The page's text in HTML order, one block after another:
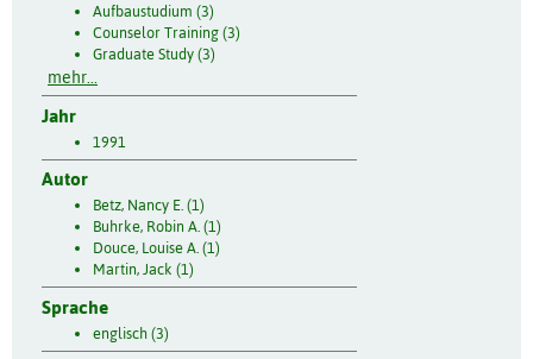
Aufbaustudium (3)
Counselor Training (3)
Graduate Study (3)
mehr...
Jahr
1991
Autor
Betz, Nancy E. (1)
Buhrke, Robin A. (1)
Douce, Louise A. (1)
Martin, Jack (1)
Sprache
englisch (3)